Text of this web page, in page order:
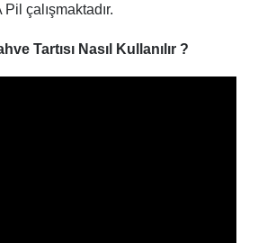
çalışmaktadır.
Tartısı Nasıl Kullanılır ?